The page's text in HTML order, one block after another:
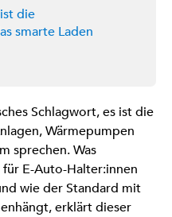
die
smarte Laden
Schlagwort, es ist die
Wärmepumpen
sprechen. Was
E-Auto-Halter:innen
wie der Standard mit
erklärt dieser